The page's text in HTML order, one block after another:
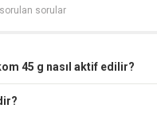
sorulan sorular
45 g nasıl aktif edilir?